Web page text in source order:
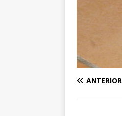
ANTERIOR